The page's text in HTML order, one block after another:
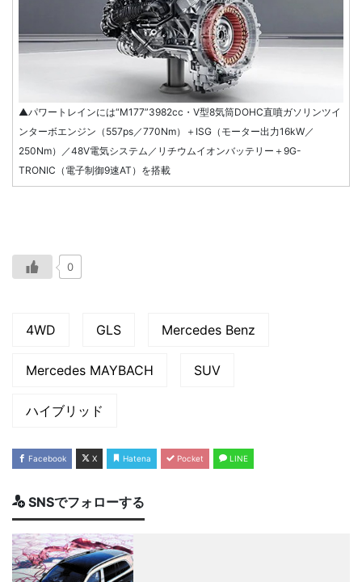
▲パワートレインには“M177”3982cc・V型8気筒DOHC直噴ガソリンツイ
ンターボエンジン（557ps／770Nm）＋ISG（モーター出力16kW／
250Nm）／48V電気システム／リチウムイオンバッテリー＋9G-
TRONIC（電子制御9速AT）を搭載
0
4WD GLS Mercedes Benz
Mercedes MAYBACH SUV
ハイブリッド
Facebook X Hatena Pocket LINE
SNSでフォローする